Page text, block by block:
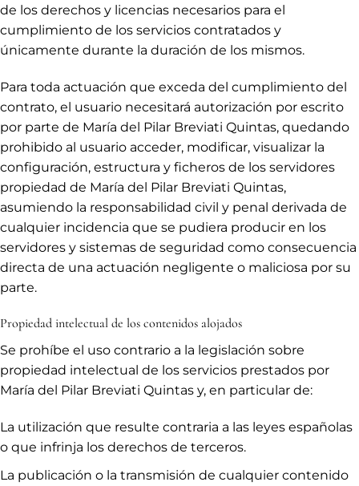
de los derechos y licencias necesarios para el
cumplimiento de los servicios contratados y
únicamente durante la duración de los mismos.
Para toda actuación que exceda del cumplimiento del
contrato, el usuario necesitará autorización por escrito
por parte de María del Pilar Breviati Quintas, quedando
prohibido al usuario acceder, modificar, visualizar la
configuración, estructura y ficheros de los servidores
propiedad de María del Pilar Breviati Quintas,
asumiendo la responsabilidad civil y penal derivada de
cualquier incidencia que se pudiera producir en los
servidores y sistemas de seguridad como consecuencia
directa de una actuación negligente o maliciosa por su
parte.
Propiedad intelectual de los contenidos alojados
Se prohíbe el uso contrario a la legislación sobre
propiedad intelectual de los servicios prestados por
María del Pilar Breviati Quintas y, en particular de:
La utilización que resulte contraria a las leyes españolas
o que infrinja los derechos de terceros.
La publicación o la transmisión de cualquier contenido